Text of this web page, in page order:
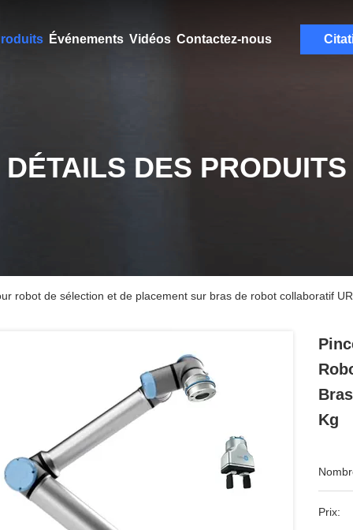
Événements Vidéos Contactez-nous
DÉTAILS DES PRODUITS
robot de sélection et de placement sur bras de robot collaboratif
Kg
Prix: